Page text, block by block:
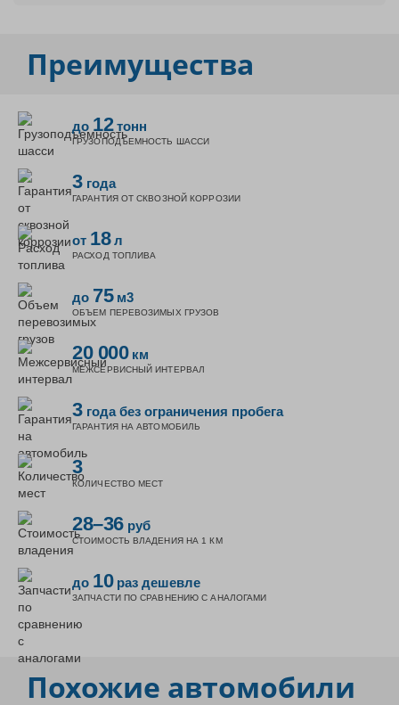
Преимущества
до 12 тонн
ГРУЗОПОДЪЕМНОСТЬ ШАССИ
3года
ГАРАНТИЯ ОТ СКВОЗНОЙ КОРРОЗИИ
от 18 л
РАСХОД ТОПЛИВА
до 75 м3
ОБЪЕМ ПЕРЕВОЗИМЫХ ГРУЗОВ
20 000 км
МЕЖСЕРВИСНЫЙ ИНТЕРВАЛ
3 года без ограничения пробега
ГАРАНТИЯ НА АВТОМОБИЛЬ
3
КОЛИЧЕСТВО МЕСТ
28–36 руб
СТОИМОСТЬ ВЛАДЕНИЯ НА 1 КМ
до 10 раз дешевле
ЗАПЧАСТИ ПО СРАВНЕНИЮ С АНАЛОГАМИ
Похожие автомобили